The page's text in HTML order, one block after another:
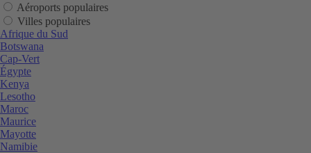
Aéroports populaires
Villes populaires
Afrique du Sud
Botswana
Cap-Vert
Égypte
Kenya
Lesotho
Maroc
Maurice
Mayotte
Namibie